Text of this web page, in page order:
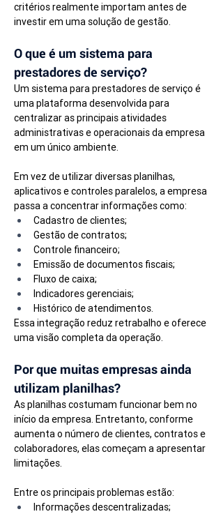
critérios realmente importam antes de
investir em uma solução de gestão.
O que é um sistema para
prestadores de serviço?
Um sistema para prestadores de serviço é
uma plataforma desenvolvida para
centralizar as principais atividades
administrativas e operacionais da empresa
em um único ambiente.
Em vez de utilizar diversas planilhas,
aplicativos e controles paralelos, a empresa
passa a concentrar informações como:
Cadastro de clientes;
Gestão de contratos;
Controle financeiro;
Emissão de documentos fiscais;
Fluxo de caixa;
Indicadores gerenciais;
Histórico de atendimentos.
Essa integração reduz retrabalho e oferece
uma visão completa da operação.
Por que muitas empresas ainda
utilizam planilhas?
As planilhas costumam funcionar bem no
início da empresa. Entretanto, conforme
aumenta o número de clientes, contratos e
colaboradores, elas começam a apresentar
limitações.
Entre os principais problemas estão:
Informações descentralizadas;